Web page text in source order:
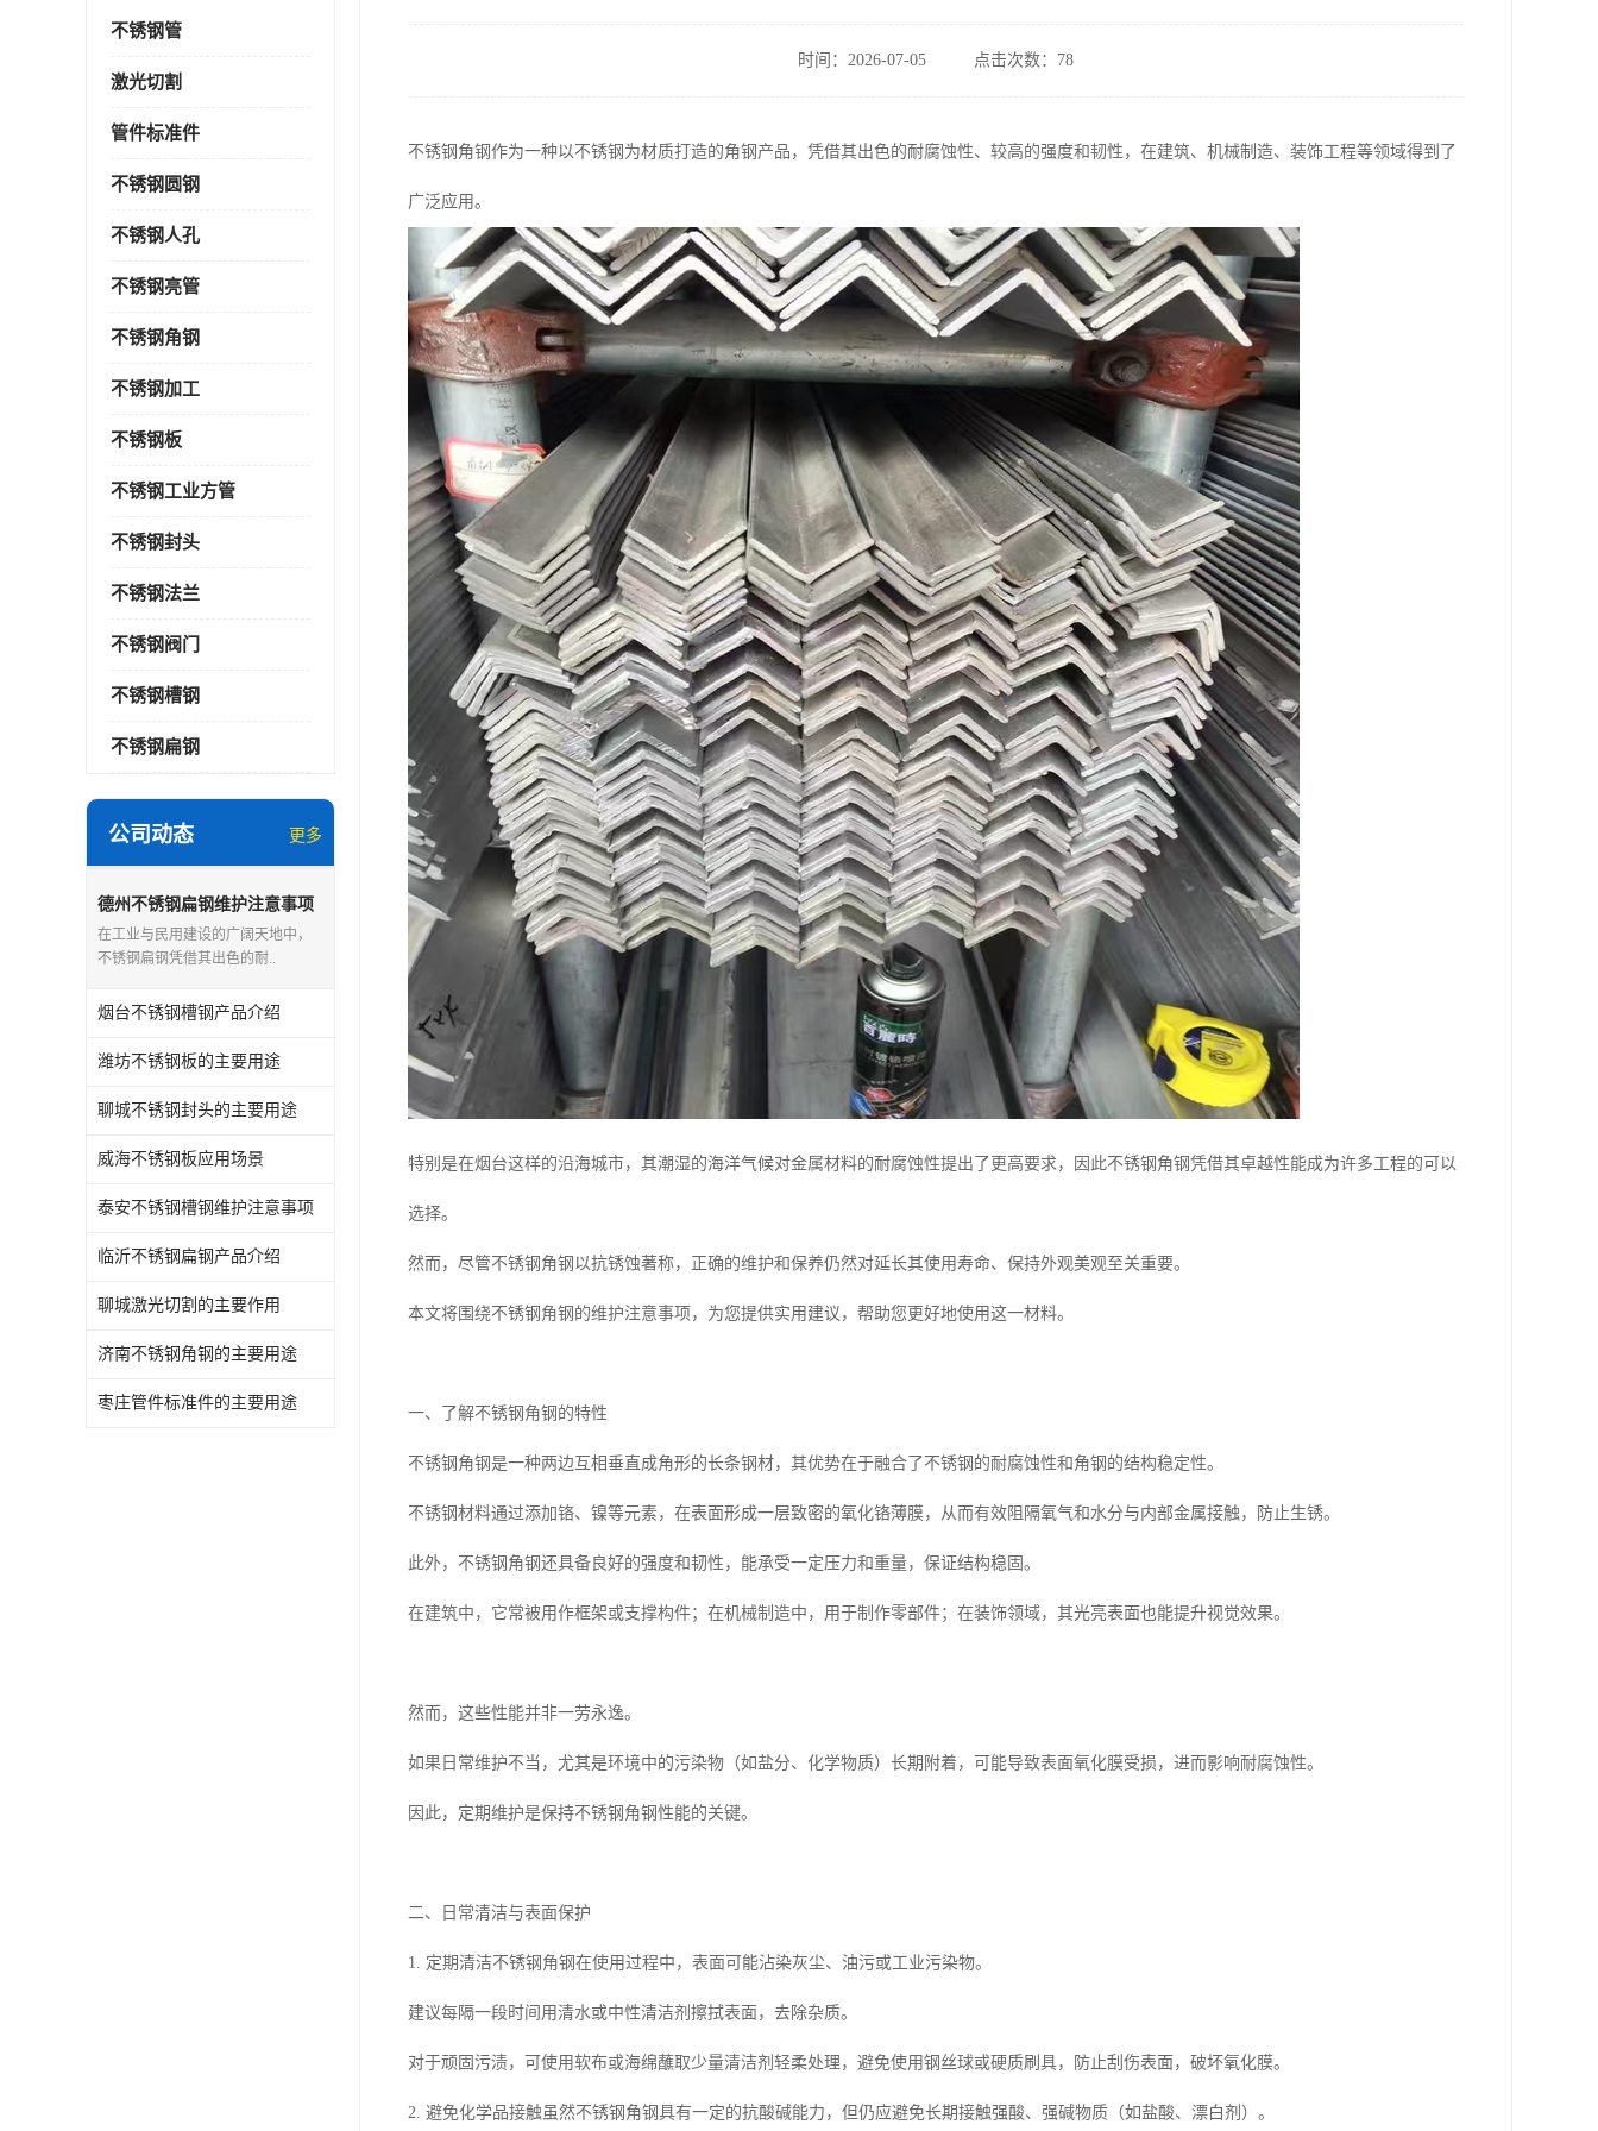
不锈钢管
激光切割
管件标准件
不锈钢圆钢
不锈钢人孔
不锈钢亮管
不锈钢角钢
不锈钢加工
不锈钢板
不锈钢工业方管
不锈钢封头
不锈钢法兰
不锈钢阀门
不锈钢槽钢
不锈钢扁钢
公司动态 更多
德州不锈钢扁钢维护注意事项
在工业与民用建设的广阔天地中，
不锈钢扁钢凭借其出色的耐..
烟台不锈钢槽钢产品介绍
潍坊不锈钢板的主要用途
聊城不锈钢封头的主要用途
威海不锈钢板应用场景
泰安不锈钢槽钢维护注意事项
临沂不锈钢扁钢产品介绍
聊城激光切割的主要作用
济南不锈钢角钢的主要用途
枣庄管件标准件的主要用途
时间：2026-07-05 点击次数：78
不锈钢角钢作为一种以不锈钢为材质打造的角钢产品，凭借其出色的耐腐蚀性、较高的强度和韧性，在建筑、机械制造、装饰工程等领域得到了
广泛应用。
特别是在烟台这样的沿海城市，其潮湿的海洋气候对金属材料的耐腐蚀性提出了更高要求，因此不锈钢角钢凭借其卓越性能成为许多工程的可以
选择。
然而，尽管不锈钢角钢以抗锈蚀著称，正确的维护和保养仍然对延长其使用寿命、保持外观美观至关重要。
本文将围绕不锈钢角钢的维护注意事项，为您提供实用建议，帮助您更好地使用这一材料。
一、了解不锈钢角钢的特性
不锈钢角钢是一种两边互相垂直成角形的长条钢材，其优势在于融合了不锈钢的耐腐蚀性和角钢的结构稳定性。
不锈钢材料通过添加铬、镍等元素，在表面形成一层致密的氧化铬薄膜，从而有效阻隔氧气和水分与内部金属接触，防止生锈。
此外，不锈钢角钢还具备良好的强度和韧性，能承受一定压力和重量，保证结构稳固。
在建筑中，它常被用作框架或支撑构件；在机械制造中，用于制作零部件；在装饰领域，其光亮表面也能提升视觉效果。
然而，这些性能并非一劳永逸。
如果日常维护不当，尤其是环境中的污染物（如盐分、化学物质）长期附着，可能导致表面氧化膜受损，进而影响耐腐蚀性。
因此，定期维护是保持不锈钢角钢性能的关键。
二、日常清洁与表面保护
1. 定期清洁不锈钢角钢在使用过程中，表面可能沾染灰尘、油污或工业污染物。
建议每隔一段时间用清水或中性清洁剂擦拭表面，去除杂质。
对于顽固污渍，可使用软布或海绵蘸取少量清洁剂轻柔处理，避免使用钢丝球或硬质刷具，防止刮伤表面，破坏氧化膜。
2. 避免化学品接触虽然不锈钢角钢具有一定的抗酸碱能力，但仍应避免长期接触强酸、强碱物质（如盐酸、漂白剂）。